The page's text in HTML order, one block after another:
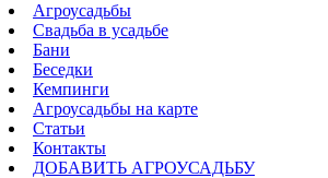
Агроусадьбы
Свадьба в усадьбе
Бани
Беседки
Кемпинги
Агроусадьбы на карте
Статьи
Контакты
ДОБАВИТЬ АГРОУСАДЬБУ